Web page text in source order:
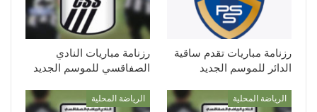
رزنامة مباريات تقدم ساقية
الدائر للموسم الجديد
رزنامة مباريات النادي
الصفاقسي للموسم الجديد
الرياضة المحلية الرياضة المحلية